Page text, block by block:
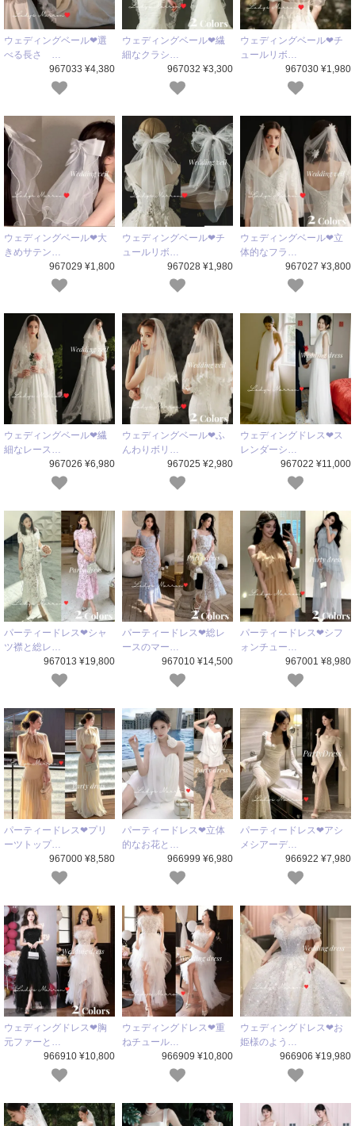
ウェディングベール❤選
べる長さ …
967033 ¥4,380
ウェディングベール❤繊
細なクラシ…
967032 ¥3,300
ウェディングベール❤チ
ュールリボ…
967030 ¥1,980
ウェディングベール❤大
きめサテン…
967029 ¥1,800
ウェディングベール❤チ
ュールリボ…
967028 ¥1,980
ウェディングベール❤立
体的なフラ…
967027 ¥3,800
ウェディングベール❤繊
細なレース…
967026 ¥6,980
ウェディングベール❤ふ
んわりボリ…
967025 ¥2,980
ウェディングドレス❤ス
レンダーシ…
967022 ¥11,000
パーティードレス❤シャ
ツ襟と総レ…
967013 ¥19,800
パーティードレス❤総レ
ースのマー…
967010 ¥14,500
パーティードレス❤シフ
ォンチュー…
967001 ¥8,980
パーティードレス❤プリ
ーツトップ…
967000 ¥8,580
パーティードレス❤立体
的なお花と…
966999 ¥6,980
パーティードレス❤アシ
メシアーデ…
966922 ¥7,980
ウェディングドレス❤胸
元ファーと…
966910 ¥10,800
ウェディングドレス❤重
ねチュール…
966909 ¥10,800
ウェディングドレス❤お
姫様のよう…
966906 ¥19,980